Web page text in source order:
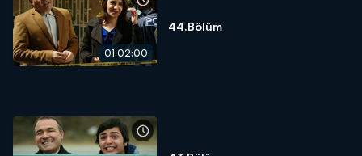
01:02:00
44.Bölüm